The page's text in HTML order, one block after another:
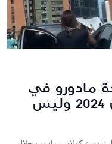
مادورو في
فنزويلا: مقطع قديم من 2024 وليس